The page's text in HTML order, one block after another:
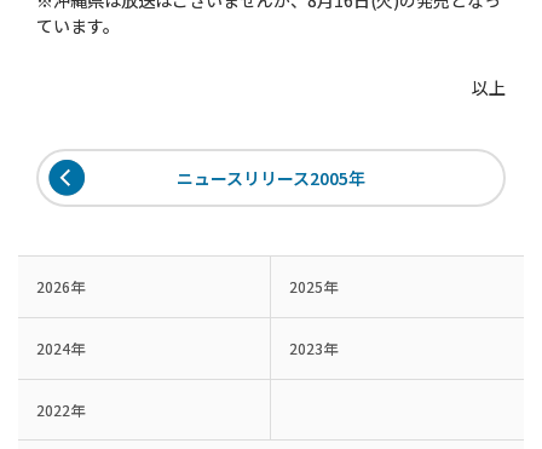
ています。
以上
ニュースリリース2005年
2026年 2025年
2024年 2023年
2022年